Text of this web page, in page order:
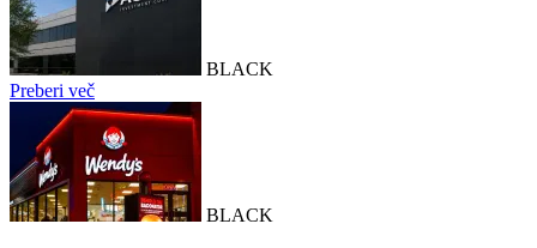
BLACK
Preberi več
BLACK